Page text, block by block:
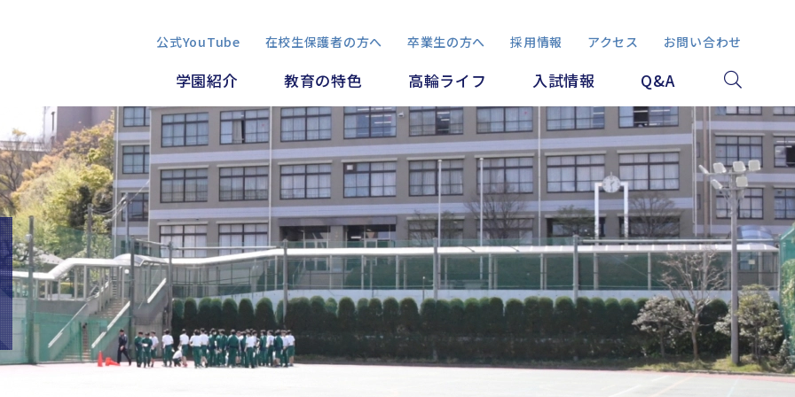
学園紹介 教育の特色 高輪ライフ 入試情報 Q&A
公式YouTube 在校生保護者の方へ 卒業生の方へ 採用情報 アクセス お問い合わせ